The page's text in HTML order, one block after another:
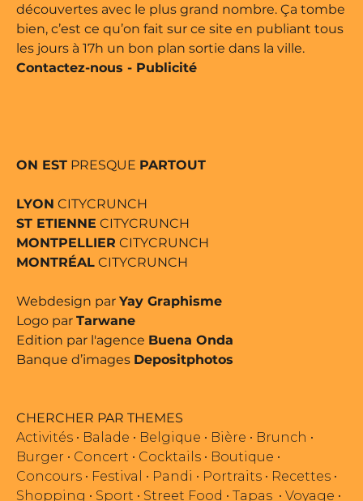
découvertes avec le plus grand nombre. Ça tombe
bien, c’est ce qu’on fait sur ce site en publiant tous
les jours à 17h un bon plan sortie dans la ville.
Contactez-nous - Publicité
ON EST PRESQUE PARTOUT
LYON CITYCRUNCH
ST ETIENNE CITYCRUNCH
MONTPELLIER CITYCRUNCH
MONTRÉAL CITYCRUNCH
Webdesign par Yay Graphisme
Logo par Tarwane
Edition par l'agence Buena Onda
Banque d’images Depositphotos
CHERCHER PAR THEMES
Activités • Balade • Belgique • Bière • Brunch •
Burger • Concert • Cocktails • Boutique •
Concours • Festival • Pandi • Portraits • Recettes •
Shopping • Sport • Street Food • Tapas • Voyage •